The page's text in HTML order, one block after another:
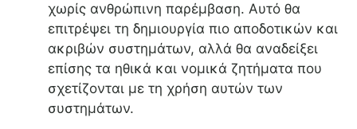
χωρίς ανθρώπινη παρέμβαση. Αυτό θα
επιτρέψει τη δημιουργία πιο αποδοτικών και
ακριβών συστημάτων, αλλά θα αναδείξει
επίσης τα ηθικά και νομικά ζητήματα που
σχετίζονται με τη χρήση αυτών των
συστημάτων.